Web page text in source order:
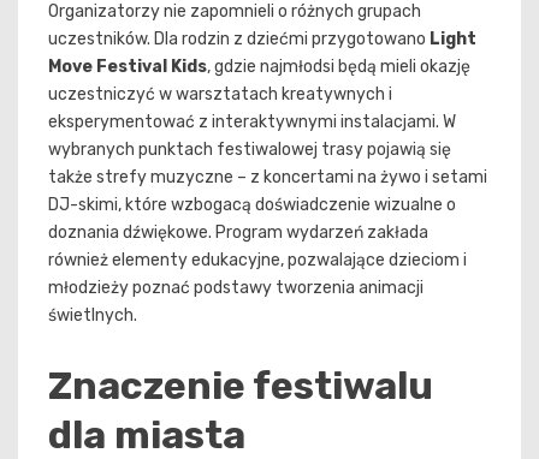
Organizatorzy nie zapomnieli o różnych grupach
uczestników. Dla rodzin z dziećmi przygotowano Light
Move Festival Kids, gdzie najmłodsi będą mieli okazję
uczestniczyć w warsztatach kreatywnych i
eksperymentować z interaktywnymi instalacjami. W
wybranych punktach festiwalowej trasy pojawią się
także strefy muzyczne – z koncertami na żywo i setami
DJ-skimi, które wzbogacą doświadczenie wizualne o
doznania dźwiękowe. Program wydarzeń zakłada
również elementy edukacyjne, pozwalające dzieciom i
młodzieży poznać podstawy tworzenia animacji
świetlnych.
Znaczenie festiwalu
dla miasta